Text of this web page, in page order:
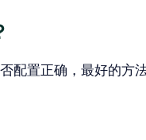
配置正确，最好的方